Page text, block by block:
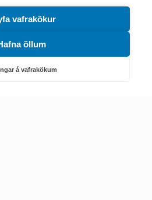
vafrakökur
öllum
á vafrakökumog náttúruvernd